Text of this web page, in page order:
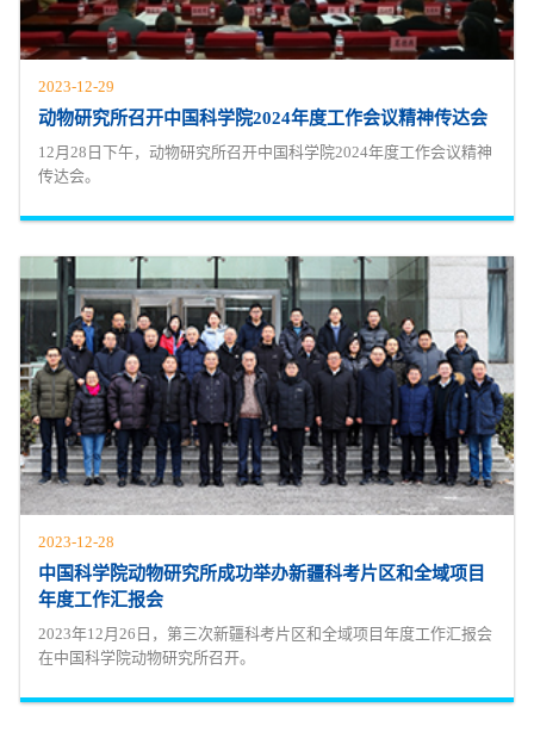
2023-12-29
动物研究所召开中国科学院2024年度工作会议精神传达会
12月28日下午，动物研究所召开中国科学院2024年度工作会议精神
传达会。
2023-12-28
中国科学院动物研究所成功举办新疆科考片区和全域项目
年度工作汇报会
2023年12月26日，第三次新疆科考片区和全域项目年度工作汇报会
在中国科学院动物研究所召开。